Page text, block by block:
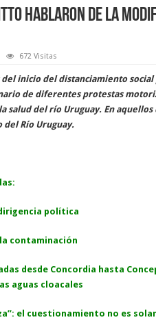
hablaron de la
672 Visitas
del inicio del distanciamiento
de diferentes protestas
salud del río Uruguay. En
del Río Uruguay.
política
contaminación
desde Concordia hasta
aguas cloacales
el cuestionamiento no es